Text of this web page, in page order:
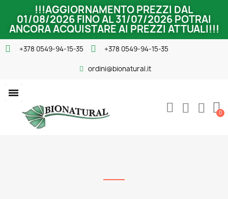
!!!AGGIORNAMENTO PREZZI DAL
01/08/2026 FINO AL 31/07/2026 POTRAI
ANCORA ACQUISTARE AI PREZZI ATTUALI!!!
+378 0549-94-15-35 +378 0549-94-15-35
ordini@bionatural.it